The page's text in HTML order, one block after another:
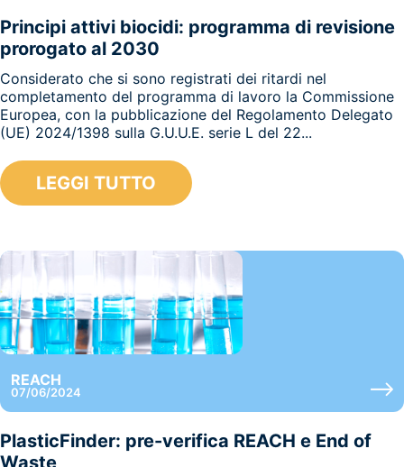
Principi attivi biocidi: programma di revisione
prorogato al 2030
Considerato che si sono registrati dei ritardi nel
completamento del programma di lavoro la Commissione
Europea, con la pubblicazione del Regolamento Delegato
(UE) 2024/1398 sulla G.U.U.E. serie L del 22...
LEGGI TUTTO
REACH
07/06/2024
PlasticFinder: pre-verifica REACH e End of